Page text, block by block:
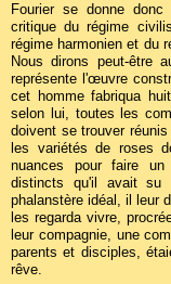
Fourier se donne
critique du régime
régime harmonien et du
Nous dirons peut-être
représente l'œuvre
cet homme fabriqua
selon lui, toutes les
doivent se trouver
les variétés de roses
nuances pour faire un
distincts qu'il avait su
phalanstère idéal, il leur
les regarda vivre,
leur compagnie, une
parents et disciples,
rêve.